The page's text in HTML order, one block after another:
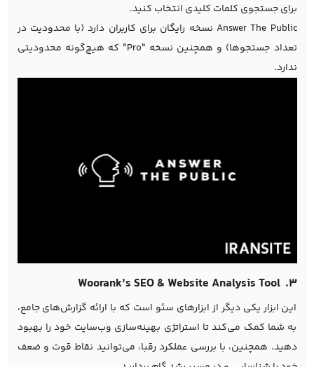
برای جستجوی کلمات کلیدی انتخاب کنید.
Answer The Public نسخه رایگان برای کاربران دارد (با محدودیت در
تعداد جستجوها) و همچنین نسخه "Pro" که هیچ‌گونه محدودیتی
ندارد.
۳. Woorank’s SEO & Website Analysis Tool
این ابزار یکی دیگر از ابزارهای سئو است که با ارائه گزارش‌های جامع،
به شما کمک می‌کند تا استراتژی بهینه‌سازی وب‌سایت خود را بهبود
دهید. همچنین، با بررسی عملکرد رقبا، می‌توانید نقاط قوت و ضعف